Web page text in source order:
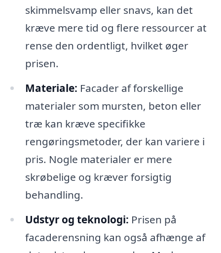
skimmelsvamp eller snavs, kan det
kræve mere tid og flere ressourcer at
rense den ordentligt, hvilket øger
prisen.
Materiale: Facader af forskellige
materialer som mursten, beton eller
træ kan kræve specifikke
rengøringsmetoder, der kan variere i
pris. Nogle materialer er mere
skrøbelige og kræver forsigtig
behandling.
Udstyr og teknologi: Prisen på
facaderensning kan også afhænge af